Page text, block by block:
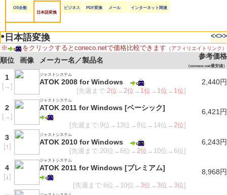
OS全般
日本語変換
ビジネス PDF変換 メール インターネット関連
● 日本語変換 <<>>
※ をクリックするとconeco.netで価格比較できます （アフィリエイトリンク）
順位 画像 メーカー名／製品名 参考価格
（coneco.net最安値）
1
[→ ]
ジャストシステム
ATOK 2008 for Windows
[先週まで:2位 →2位 → 1位 → 1位 → 1位]
2,440円
2
[→ ]
ジャストシステム
ATOK 2011 for Windows [ベーシック]
[先週まで:9位→13位→8位→14位→2位]
6,421円
3
[↑]
ジャストシステム
ATOK 2010 for Windows
[先週まで:20位→6位→2位 →10位→6位]
6,243円
4
[↓]
ジャストシステム
ATOK 2011 for Windows [プレミアム]
[先週まで:6位→10位→ 3位 → 3位 → 3位]
8,968円